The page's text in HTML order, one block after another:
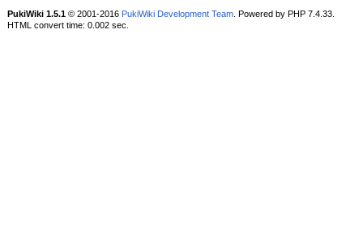
PukiWiki 1.5.1© 2001-2016 PukiWiki Development Team. Powered by PHP 7.4.33.
HTML convert time: 0.002 sec.